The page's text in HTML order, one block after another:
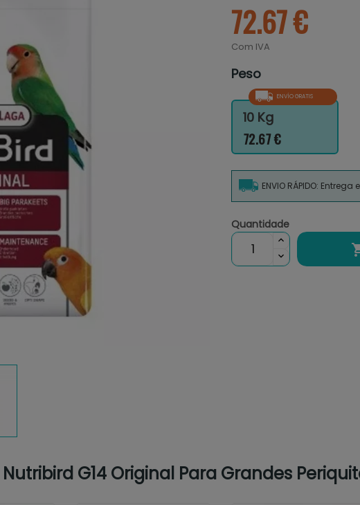
72.67 €
Com IVA
Peso
ENVÍO GRATIS
10 Kg
72.67 €
ENVIO RÁPIDO:
Quantidade
G14 Original Para Grandes